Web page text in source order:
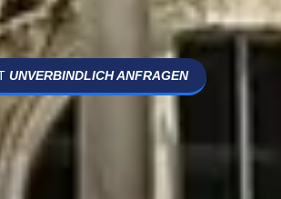
UNVERBINDLICH ANFRAGEN